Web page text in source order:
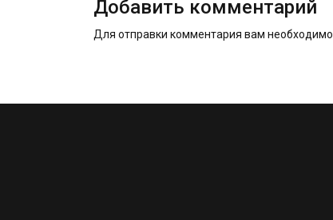
Добавить комментарий
Для отправки комментария вам необходимо